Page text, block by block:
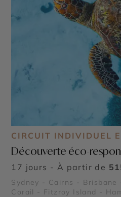
CIRCUIT INDIVIDUEL
Découverte éco-
17 jours - À partir de
Sydney - Cairns - Brisbane
Corail - Fitzroy Island -